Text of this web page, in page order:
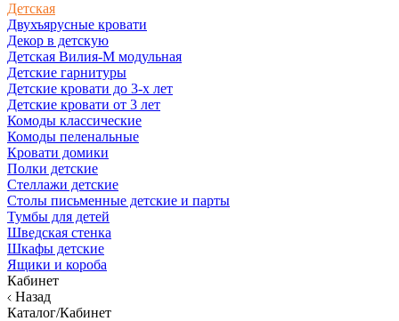
Детская
Двухъярусные кровати
Декор в детскую
Детская Вилия-М модульная
Детские гарнитуры
Детские кровати до 3-х лет
Детские кровати от 3 лет
Комоды классические
Комоды пеленальные
Кровати домики
Полки детские
Стеллажи детские
Столы письменные детские и парты
Тумбы для детей
Шведская стенка
Шкафы детские
Ящики и короба
Кабинет
Назад
Каталог/Кабинет